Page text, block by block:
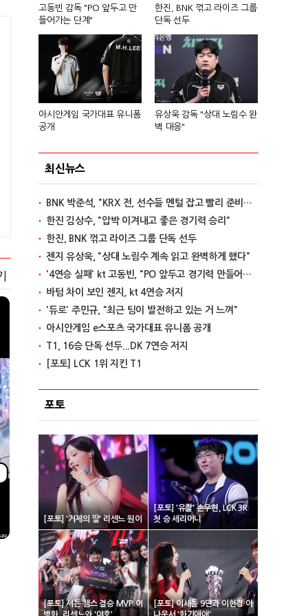
고동빈 감독 "PO 앞두고 만
들어가는 단계"
한진, BNK 꺾고 라이즈 그룹
단독 선두
아시안게임 국가대표 유니폼
공개
유상욱 감독 "상대 노림수 완
벽 대응"
최신뉴스
BNK 박준석, "KRX 전, 선수들 멘털 잡고 빨리 준비할 것"
한진 김상수, "압박 이겨내고 좋은 경기력 승리"
한진, BNK 꺾고 라이즈 그룹 단독 선두
젠지 유상욱, "상대 노림수 계속 읽고 완벽하게 했다"
'4연승 실패' kt 고동빈, "PO 앞두고 경기력 만들어가는 단계"
바텀 차이 보인 젠지, kt 4연승 저지
'듀로' 주민규, "최근 팀이 발전하고 있는 거 느껴"
아시안게임 e스포츠 국가대표 유니폼 공개
T1, 16승 단독 선두...DK 7연승 저지
[포토] LCK 1위 지킨 T1
포토
[포토] '거제의 딸' 리센느 원이
[포토] '유칼' 손우현, LCK 3R
첫 승 세리머니
[포토] 서든 챔스 결승 MVP 이
[포토] 이세돌 9단과 이현경 아